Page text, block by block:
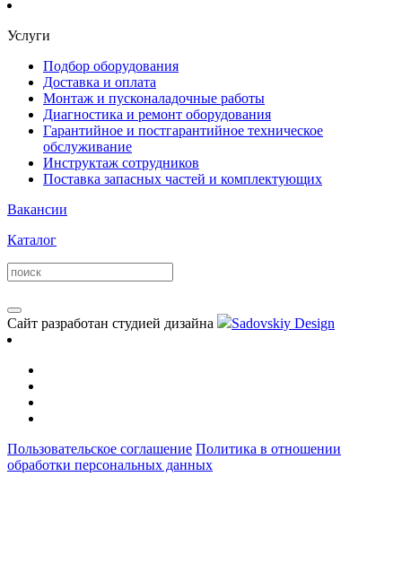
Услуги
Подбор оборудования
Доставка и оплата
Монтаж и пусконаладочные работы
Диагностика и ремонт оборудования
Гарантийное и постгарантийное техническое
обслуживание
Инструктаж сотрудников
Поставка запасных частей и комплектующих
Вакансии
Каталог
Сайт разработан студией дизайна Sadovskiy Design
Пользовательское соглашение Политика в отношении
обработки персональных данных